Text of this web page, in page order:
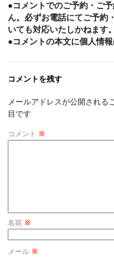
●コメントでのご予約・ご
ん。必ずお電話にてご予約
いても対応いたしかねます
●コメントの本文に個人情
コメントを残す
メールアドレスが公開される
目です
コメント ※
名前 ※
メール ※